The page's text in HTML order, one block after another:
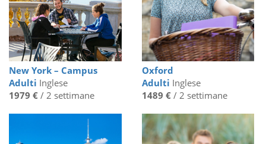
New York – Campus
Adulti Inglese
1979 € / 2 settimane
Oxford
Adulti Inglese
1489 €/ 2 settimane